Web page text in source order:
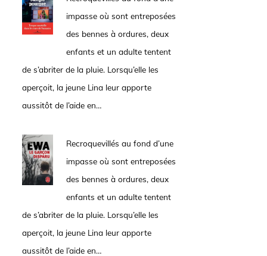
impasse où sont entreposées
des bennes à ordures, deux
enfants et un adulte tentent
de s’abriter de la pluie. Lorsqu’elle les
aperçoit, la jeune Lina leur apporte
aussitôt de l’aide en…
Recroquevillés au fond d’une
impasse où sont entreposées
des bennes à ordures, deux
enfants et un adulte tentent
de s’abriter de la pluie. Lorsqu’elle les
aperçoit, la jeune Lina leur apporte
aussitôt de l’aide en…